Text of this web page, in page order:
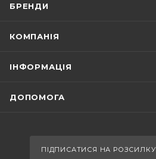
БРЕНДИ
КОМПАНІЯ
ІНФОРМАЦІЯ
ДОПОМОГА
ПІДПИСАТИСЯ НА РОЗСИЛКУ